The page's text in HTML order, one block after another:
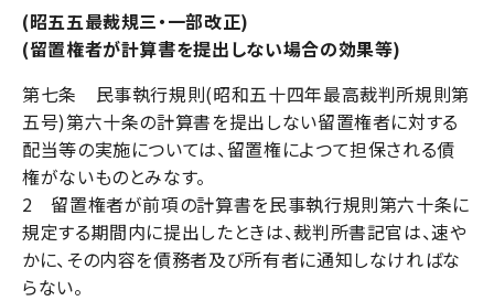
(昭五五最裁規三・一部改正)
(留置権者が計算書を提出しない場合の効果等)
第七条 民事執行規則(昭和五十四年最高裁判所規則第
五号)第六十条の計算書を提出しない留置権者に対する
配当等の実施については、留置権によつて担保される債
権がないものとみなす。
2 留置権者が前項の計算書を民事執行規則第六十条に
規定する期間内に提出したときは、裁判所書記官は、速や
かに、その内容を債務者及び所有者に通知しなければな
らない。